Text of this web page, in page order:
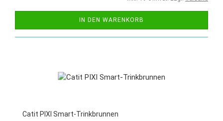
IN DEN WARENKORB
Catit PIXI Smart-Trinkbrunnen